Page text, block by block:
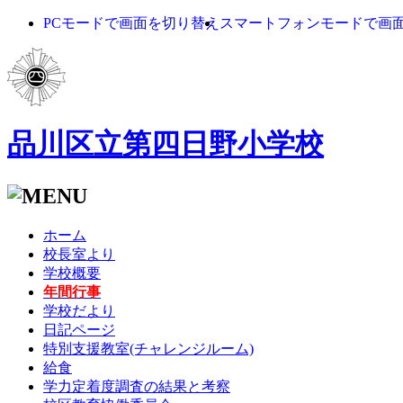
PCモードで画面を切り替え スマートフォンモードで画
品川区立第四日野小学校
ホーム
校長室より
学校概要
年間行事
学校だより
日記ページ
特別支援教室(チャレンジルーム)
給食
学力定着度調査の結果と考察